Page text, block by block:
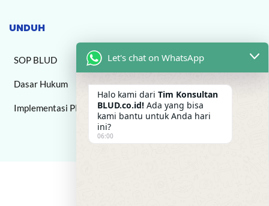
UNDUH
SOP BLUD
Dasar Hukum
Implementasi PPK BLUD
Let's chat on WhatsApp
Halo kami dari Tim Konsultan
BLUD.co.id! Ada yang bisa
kami bantu untuk Anda hari
ini?
06:00